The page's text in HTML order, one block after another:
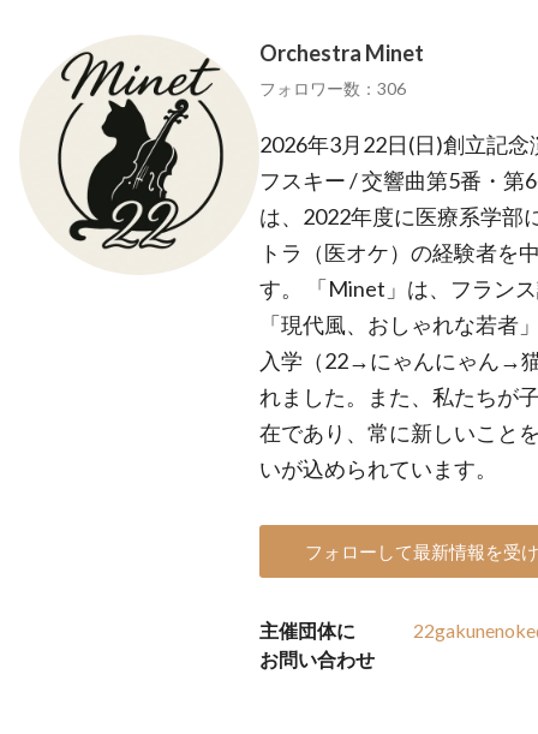
Orchestra Minet
フォロワー数：306
2026年3月22日(日)創立記
フスキー / 交響曲第5番・
は、2022年度に医療系学部
トラ（医オケ）の経験者を
す。 「Minet」は、フラン
「現代風、おしゃれな若者
入学（22→にゃんにゃん→
れました。また、私たちが
在であり、常に新しいこと
いが込められています。
フォローして最新情報を受
主催団体に
お問い合わせ